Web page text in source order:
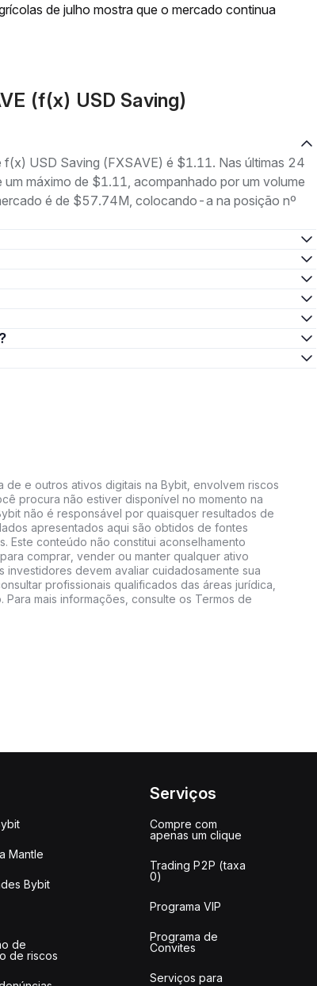
de julho mostra que o mercado continua
(f(x) USD Saving)
USD Saving (FXSAVE) é $1.11. Nas últimas 24
máximo de $1.11, acompanhado por um volume
é de $57.74M, colocando-a na posição nº
e outros ativos digitais na Bybit, envolvem riscos
procura não estiver disponível no momento na
não é responsável por quaisquer resultados de
apresentados aqui são obtidos de fontes
Este conteúdo não constitui aconselhamento
comprar, vender ou manter qualquer ativo
investidores devem avaliar cuidadosamente sua
profissionais qualificados das áreas jurídica,
mais informações, consulte os Termos de
Mantle
Bybit
de
de riscos
Serviços
Compre com
apenas um clique
Trading P2P (taxa
0)
Programa VIP
Programa de
Convites
Serviços para